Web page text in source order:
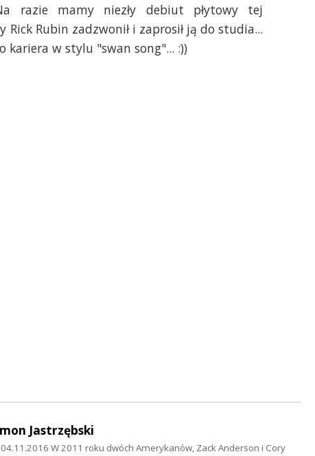
razie mamy niezły debiut płytowy tej
Rubin zadzwonił i zaprosił ją do studia...
kariera w stylu "swan song"... :))
Jastrzębski
04.11.2016 W 2011 roku dwóch Amerykanów, Zack Anderson i Cory